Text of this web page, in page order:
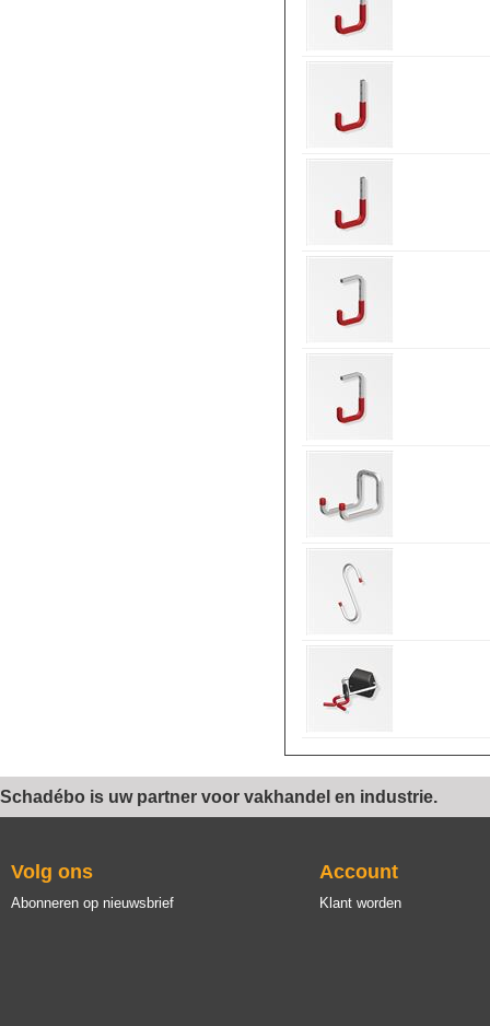
Schadébo is uw partner voor vakhandel en industrie.
Volg ons
Abonneren op nieuwsbrief
Account
Klant worden